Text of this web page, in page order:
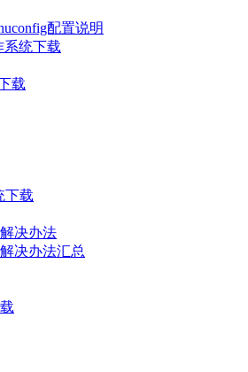
配置说明
系统下载
载
下载
决办法
决办法汇总